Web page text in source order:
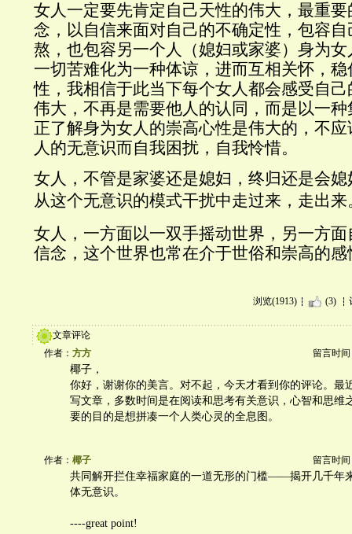
女人一定要先肯定自己天性的伟大，最重
念，以自信来面对自己的不确定性，包容
熬，也包容另一个人（媳妇或家婆）身为
一切苦难化为一种体谅，进而互相关怀，
性，我相信于此当下每个女人都会感受自
伟大，不再是需要他人的认同，而是以一
正了解身为女人的崇高心性是伟大的，不
人的无意识而自我困扰，自我怜惜。
女人，不管是家婆还是媳妇，终归还是会
从这个无意识的模式干扰中走过来，走出来
女人，一方面以一双手摇动世界，另一方
信念，这个世界也常在介于世俗和崇高的
浏览(1913) (3)
文章评论
作者： 方方 留言时间
椰子，
你好，谢谢你的美言。对不起，今天才看到你的评论。最
写文章，多数时间是在阅读和思考有关意识，心智和思维
要的目的是想拼凑一个人类心灵的全息图。
作者： 椰子 留言时间
共同解开拦住幸福家庭的一道无形的门槛——揭开几千年
体无意识。
----great point!